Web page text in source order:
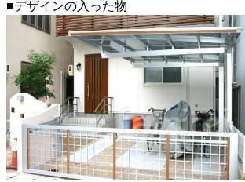
■デザインの入った物